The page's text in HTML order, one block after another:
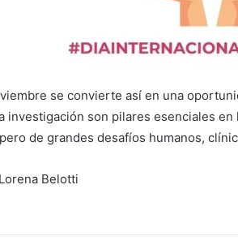
se convierte así en una
investigación son pilares esenciales
de grandes desafíos humanos,
Belotti